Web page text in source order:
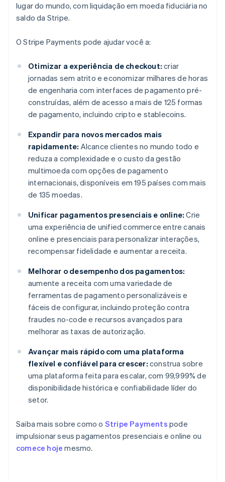
lugar do mundo, com liquidação em moeda fiduciária no
saldo da Stripe.
O Stripe Payments pode ajudar você a:
Otimizar a experiência de checkout: criar
jornadas sem atrito e economizar milhares de horas
de engenharia com interfaces de pagamento pré-
construídas, além de acesso a mais de 125 formas
de pagamento, incluindo cripto e stablecoins.
Expandir para novos mercados mais
rapidamente: Alcance clientes no mundo todo e
reduza a complexidade e o custo da gestão
multimoeda com opções de pagamento
internacionais, disponíveis em 195 países com mais
de 135 moedas.
Unificar pagamentos presenciais e online: Crie
uma experiência de unified commerce entre canais
online e presenciais para personalizar interações,
recompensar fidelidade e aumentar a receita.
Melhorar o desempenho dos pagamentos:
aumente a receita com uma variedade de
ferramentas de pagamento personalizáveis e
fáceis de configurar, incluindo proteção contra
fraudes no-code e recursos avançados para
melhorar as taxas de autorização.
Avançar mais rápido com uma plataforma
flexível e confiável para crescer: construa sobre
uma plataforma feita para escalar, com 99,999% de
disponibilidade histórica e confiabilidade líder do
setor.
Saiba mais sobre como o Stripe Payments pode
impulsionar seus pagamentos presenciais e online ou
comece hoje mesmo.